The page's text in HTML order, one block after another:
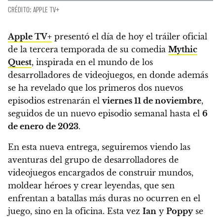
CRÉDITO: APPLE TV+
Apple TV+ presentó el día de hoy el tráiler oficial
de la tercera temporada de su comedia Mythic
Quest, inspirada en el mundo de los
desarrolladores de videojuegos, en donde además
se ha revelado que los primeros dos nuevos
episodios estrenarán el viernes 11 de noviembre,
seguidos de un nuevo episodio semanal hasta el 6
de enero de 2023.
En esta nueva entrega, seguiremos viendo las
aventuras del grupo de desarrolladores de
videojuegos encargados de construir mundos,
moldear héroes y crear leyendas, que sen
enfrentan a batallas más duras no ocurren en el
juego, sino en la oficina. Esta vez Ian y Poppyse